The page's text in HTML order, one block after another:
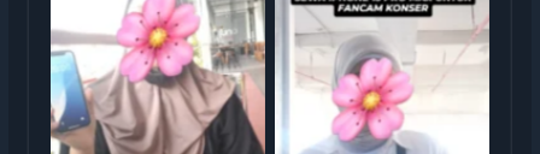
Serah Terima Sewa iPhone
XR TransGO
Serah Terima Sewa iPhone
15 TransGO